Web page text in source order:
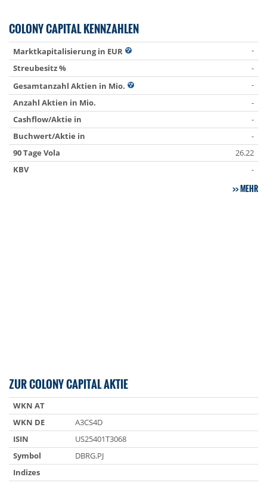
COLONY CAPITAL KENNZAHLEN
Marktkapitalisierung in EUR
-
Streubesitz %
-
Gesamtanzahl Aktien in Mio.
-
Anzahl Aktien in Mio.
-
Cashflow/Aktie in
-
Buchwert/Aktie in
-
90 Tage Vola
26.22
KBV
-
MEHR
ZUR COLONY CAPITAL AKTIE
WKN AT
WKN DE
A3CS4D
ISIN
US25401T3068
Symbol
DBRG.PJ
Indizes